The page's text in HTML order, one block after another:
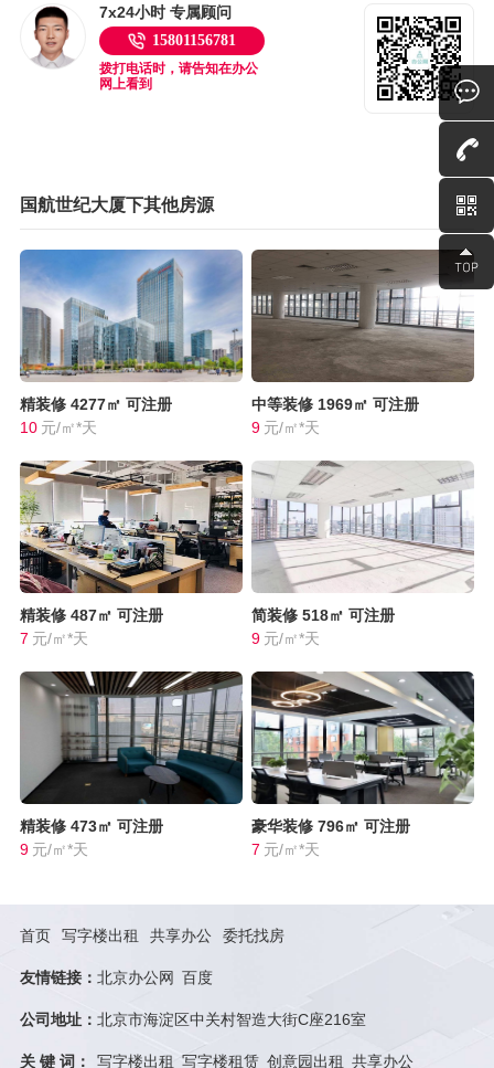
7x24小时 专属顾问
15801156781
拨打电话时，请告知在办公
网上看到
国航世纪大厦下其他房源
精装修 4277㎡ 可注册
10 元/㎡*天
中等装修 1969㎡ 可注册
9 元/㎡*天
精装修 487㎡ 可注册
7 元/㎡*天
简装修 518㎡ 可注册
9 元/㎡*天
精装修 473㎡ 可注册
9 元/㎡*天
豪华装修 796㎡ 可注册
7 元/㎡*天
首页 写字楼出租 共享办公 委托找房
友情链接： 北京办公网 百度
公司地址： 北京市海淀区中关村智造大街C座216室
关 键 词： 写字楼出租 写字楼租赁 创意园出租 共享办公